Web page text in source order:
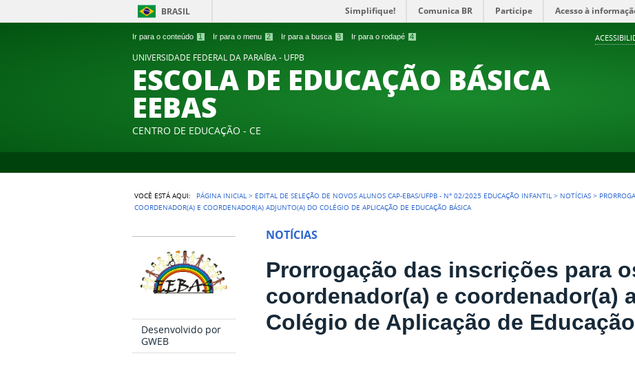
Ir para o conteúdo 1 Ir para o menu 2 Ir para a busca 3 Ir para o rodapé 4
BRASIL Simplifique! Comunica BR Participe Acesso à
UNIVERSIDADE FEDERAL DA PARAÍBA - UFPB
ESCOLA DE EDUCAÇÃO BÁSICA
EEBAS
CENTRO DE EDUCAÇÃO - CE
VOCÊ ESTÁ AQUI: PÁGINA INICIAL > EDITAL DE SELEÇÃO DE NOVOS ALUNOS CAP-EBAS/UFPB - N° 02/2025 EDUCAÇÃO INFANTIL > NOTÍCIAS >
COORDENADOR(A) E COORDENADOR(A) ADJUNTO(A) DO COLÉGIO DE APLICAÇÃO DE EDUCAÇÃO BÁSICA
Desenvolvido por
GWEB
NOTÍCIAS
Prorrogação das inscrições para
coordenador(a) e coordenador(a)
Colégio de Aplicação de